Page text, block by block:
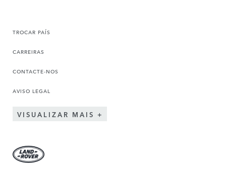
TROCAR PAÍS
CARREIRAS
CONTACTE-NOS
AVISO LEGAL
VISUALIZAR MAIS